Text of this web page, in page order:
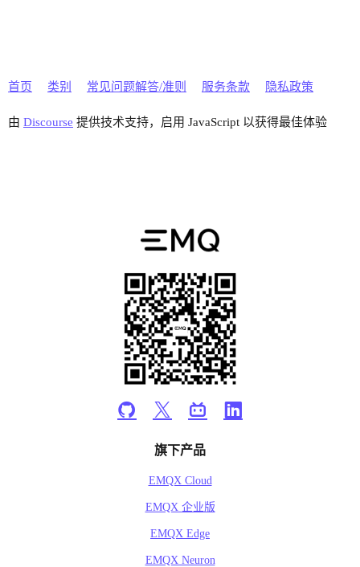
首页 类别 常见问题解答/准则 服务条款 隐私政策
由 Discourse 提供技术支持，启用 JavaScript 以获得最佳体验
旗下产品
EMQX Cloud
EMQX 企业版
EMQX Edge
EMQX Neuron